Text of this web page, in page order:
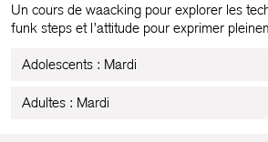
Un cours de waacking pour explorer les
funk steps et l’attitude pour exprimer
Adolescents : Mardi
Adultes : Mardi